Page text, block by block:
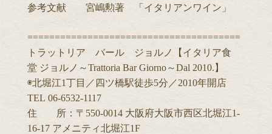
参考文献 宮嶋勲著 「イタリアンワイン」
=======================================
トラットリア バール ジョルノ【イタリア食
堂 ジョルノ～Trattoria Bar Giorno～Dal 2010.】
◉北堀江1丁目／四ツ橋駅徒歩5分／2010年開店
TEL 06-6532-1117
住 所：〒550-0014 大阪府大阪市西区北堀江1-
16-17 アメニティ北堀江1F